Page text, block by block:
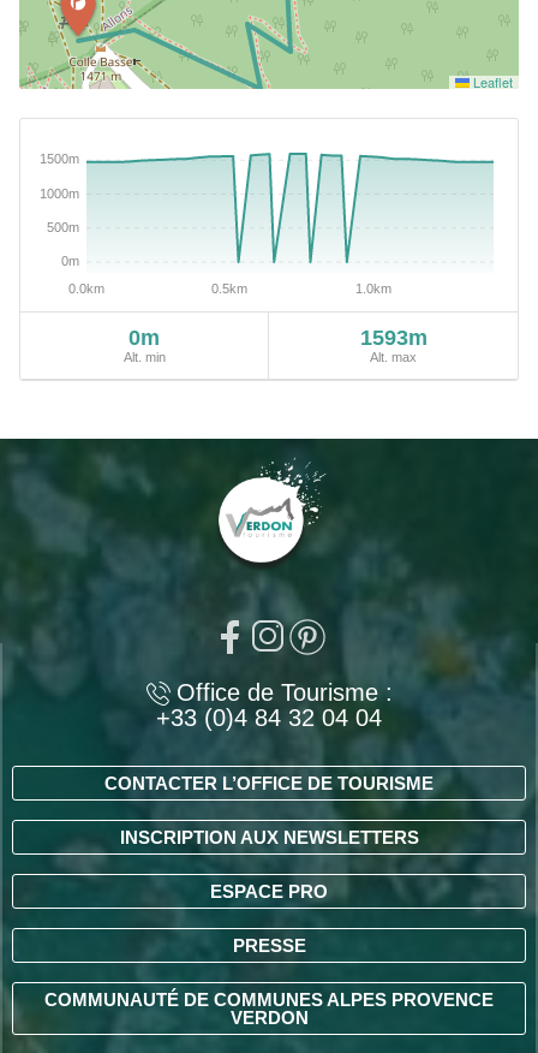
Leaflet
0m
Alt. min
1593m
Alt. max
Office de Tourisme :
+33 (0)4 84 32 04 04
CONTACTER L’OFFICE DE TOURISME
INSCRIPTION AUX NEWSLETTERS
ESPACE PRO
PRESSE
COMMUNAUTÉ DE COMMUNES ALPES PROVENCE
VERDON